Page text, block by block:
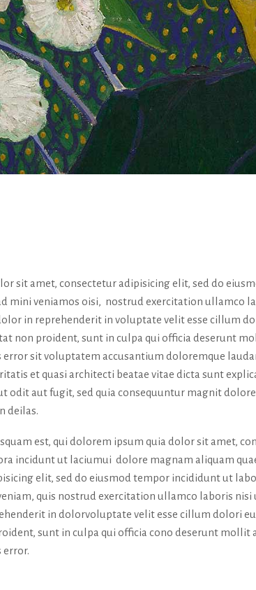
sit amet, consectetur adipisicing elit, sed do
mini veniamos oisi, nostrud exercitation ullamco
in reprehenderit in voluptate velit esse cillum
non proident, sunt in culpa qui officia deserunt
error sit voluptatem accusantium doloremque
et quasi architecti beatae vitae dicta sunt
odit aut fugit, sed quia consequuntur magnit
deilas.
est, qui dolorem ipsum quia dolor sit amet,
incidunt ut laciumui dolore magnam aliquam
elit, sed do eiusmod tempor incididunt ut
quis nostrud exercitation ullamco laboris nisi
in dolorvoluptate velit esse cillum dolori
sunt in culpa qui officia cono deserunt mollit
error.